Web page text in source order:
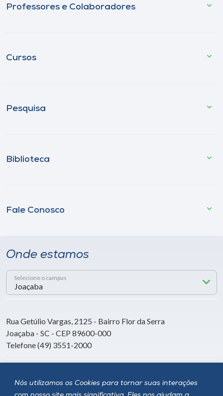
Nós utilizamos os Cookies para tornar suas interações
Professores e Colaboradores
Cursos
Pesquisa
Biblioteca
Fale Conosco
Onde estamos
Selecione o campus
Rua Getúlio Vargas, 2125 - Bairro Flor da Serra
Joaçaba - SC - CEP 89600-000
Telefone (49) 3551-2000
Siga a Unoesc